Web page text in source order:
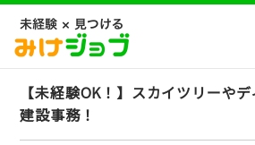
【未経験OK！】スカイツリーや
建設事務！